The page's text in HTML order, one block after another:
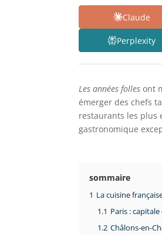
Claude
Perplexity
Les années folles ont
émerger des chefs
restaurants les plus
gastronomique
sommaire
1 La cuisine
1.1 Paris :
1.2 Châlons-en-